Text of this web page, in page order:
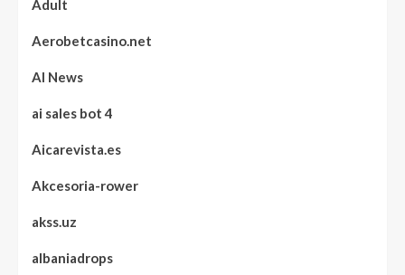
Adult
Aerobetcasino.net
AI News
ai sales bot 4
Aicarevista.es
Akcesoria-rower
akss.uz
albaniadrops